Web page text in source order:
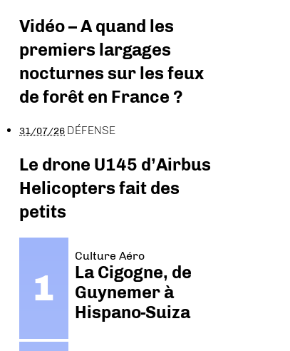
Vidéo – A quand les
premiers largages
nocturnes sur les feux
de forêt en France ?
31/07/26 DÉFENSE
Le drone U145 d’Airbus
Helicopters fait des
petits
Culture Aéro
La Cigogne, de
Guynemer à
Hispano-Suiza